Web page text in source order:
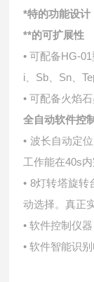
*特的功能设计
**的可扩展性
• 可配备HG-
i、Sb、Sn、
• 可配备火焰
全自动软件控制
• 波长自动定
工作能在40s
• 8灯转塔旋
动选择。真正
• 软件控制仪
• 软件智能识